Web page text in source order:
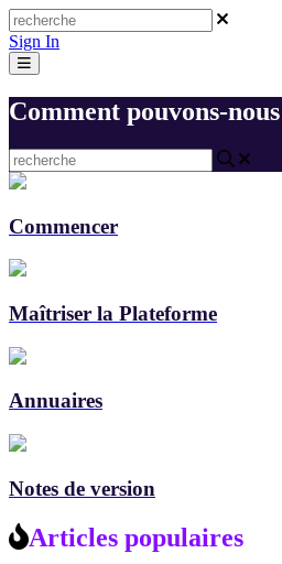
Sign In
Comment pouvons-
Commencer
Maîtriser la Plateforme
Annuaires
Notes de version
Articles populaires